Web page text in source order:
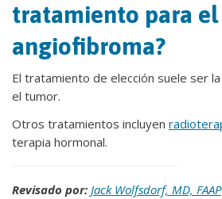
tratamiento para el
angiofibroma?
El tratamiento de elección suele ser
el tumor.
Otros tratamientos incluyen
terapia hormonal.
Revisado por: Jack Wolfsdorf, MD, FAAP